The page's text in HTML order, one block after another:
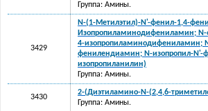
Группа: Амины.
3429
N-(1-Метилэтил)-N'-фенил-1,4-
Изопропиламинодифениламин;
4-изопропиламинодифениламин;
фенилендиамин; N-изопропил-
изопропиланилин)
Группа: Амины.
3430
2-(Диэтиламино-N-(2,4,6-
Группа: Амины.